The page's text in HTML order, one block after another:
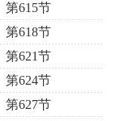
第615节
第618节
第621节
第624节
第627节